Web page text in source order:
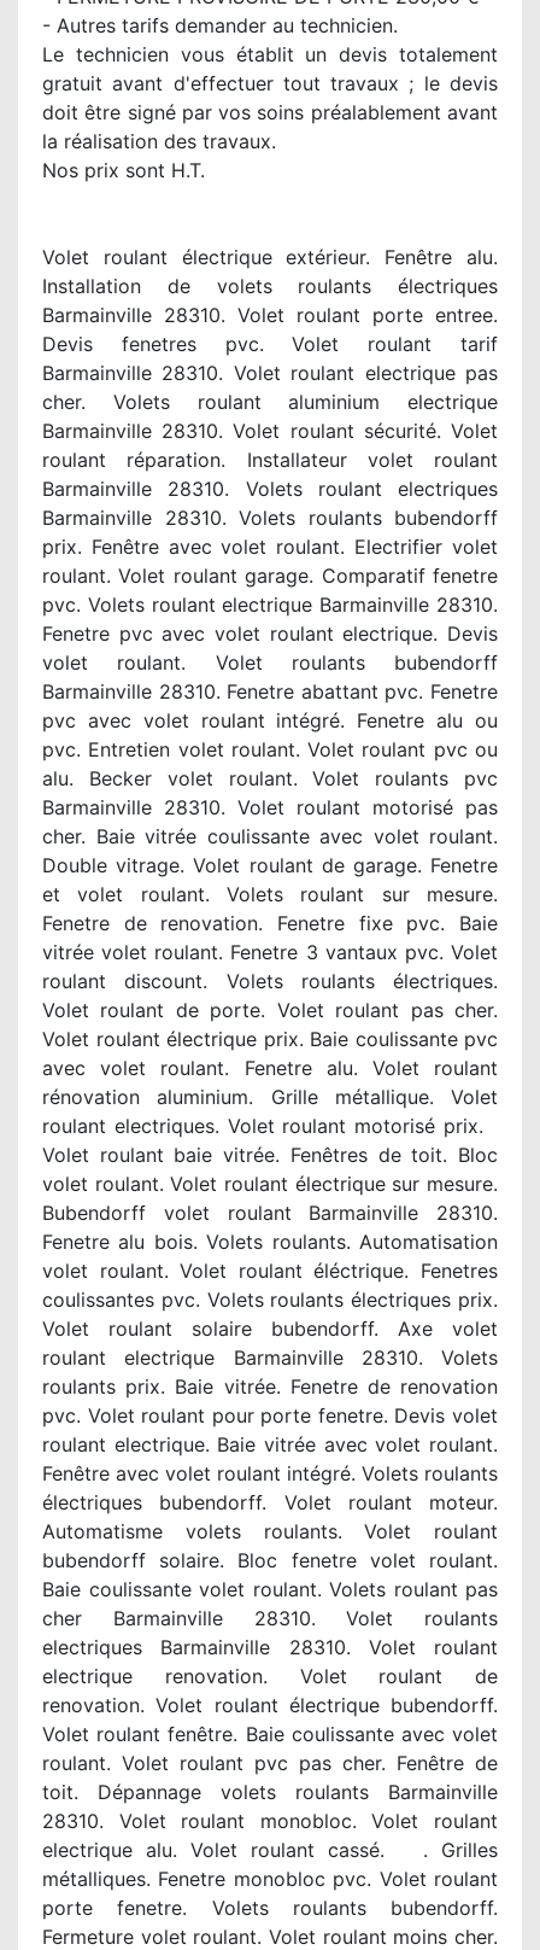
- Autres tarifs demander au technicien.
Le technicien vous établit un devis totalement
gratuit avant d'effectuer tout travaux ; le devis
doit être signé par vos soins préalablement avant
la réalisation des travaux.
Nos prix sont H.T.
Volet roulant électrique extérieur. Fenêtre alu.
Installation de volets roulants électriques
Barmainville 28310. Volet roulant porte entree.
Devis fenetres pvc. Volet roulant tarif
Barmainville 28310. Volet roulant electrique pas
cher. Volets roulant aluminium electrique
Barmainville 28310. Volet roulant sécurité. Volet
roulant réparation. Installateur volet roulant
Barmainville 28310. Volets roulant electriques
Barmainville 28310. Volets roulants bubendorff
prix. Fenêtre avec volet roulant. Electrifier volet
roulant. Volet roulant garage. Comparatif fenetre
pvc. Volets roulant electrique Barmainville 28310.
Fenetre pvc avec volet roulant electrique. Devis
volet roulant. Volet roulants bubendorff
Barmainville 28310. Fenetre abattant pvc. Fenetre
pvc avec volet roulant intégré. Fenetre alu ou
pvc. Entretien volet roulant. Volet roulant pvc ou
alu. Becker volet roulant. Volet roulants pvc
Barmainville 28310. Volet roulant motorisé pas
cher. Baie vitrée coulissante avec volet roulant.
Double vitrage. Volet roulant de garage. Fenetre
et volet roulant. Volets roulant sur mesure.
Fenetre de renovation. Fenetre fixe pvc. Baie
vitrée volet roulant. Fenetre 3 vantaux pvc. Volet
roulant discount. Volets roulants électriques.
Volet roulant de porte. Volet roulant pas cher.
Volet roulant électrique prix. Baie coulissante pvc
avec volet roulant. Fenetre alu. Volet roulant
rénovation aluminium. Grille métallique. Volet
roulant electriques. Volet roulant motorisé prix.
Volet roulant baie vitrée. Fenêtres de toit. Bloc
volet roulant. Volet roulant électrique sur mesure.
Bubendorff volet roulant Barmainville 28310.
Fenetre alu bois. Volets roulants. Automatisation
volet roulant. Volet roulant éléctrique. Fenetres
coulissantes pvc. Volets roulants électriques prix.
Volet roulant solaire bubendorff. Axe volet
roulant electrique Barmainville 28310. Volets
roulants prix. Baie vitrée. Fenetre de renovation
pvc. Volet roulant pour porte fenetre. Devis volet
roulant electrique. Baie vitrée avec volet roulant.
Fenêtre avec volet roulant intégré. Volets roulants
électriques bubendorff. Volet roulant moteur.
Automatisme volets roulants. Volet roulant
bubendorff solaire. Bloc fenetre volet roulant.
Baie coulissante volet roulant. Volets roulant pas
cher Barmainville 28310. Volet roulants
electriques Barmainville 28310. Volet roulant
electrique renovation. Volet roulant de
renovation. Volet roulant électrique bubendorff.
Volet roulant fenêtre. Baie coulissante avec volet
roulant. Volet roulant pvc pas cher. Fenêtre de
toit. Dépannage volets roulants Barmainville
28310. Volet roulant monobloc. Volet roulant
electrique alu. Volet roulant cassé. . Grilles
métalliques. Fenetre monobloc pvc. Volet roulant
porte fenetre. Volets roulants bubendorff.
Fermeture volet roulant. Volet roulant moins cher.